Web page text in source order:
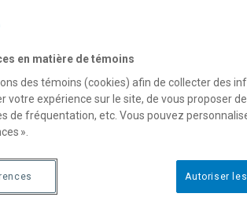
en matière de témoins
des témoins (cookies) afin de collecter des
votre expérience sur le site, de vous proposer
de fréquentation, etc. Vous pouvez
».
Autoriser